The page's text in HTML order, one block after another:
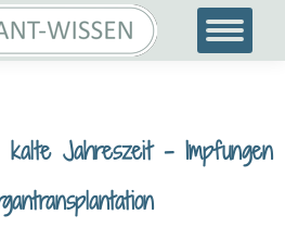
Jahreszeit – Impfungen